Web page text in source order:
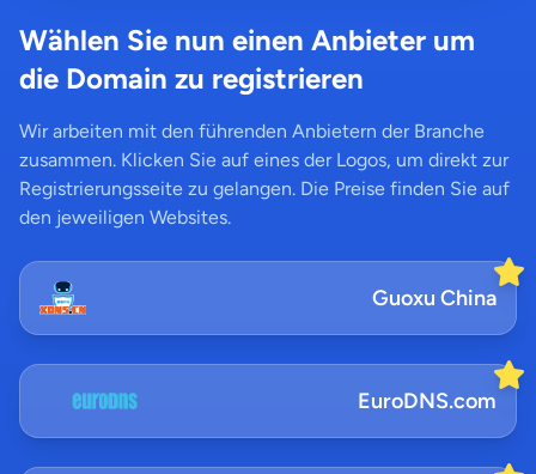
Wählen Sie nun einen Anbieter um
die Domain zu registrieren
Wir arbeiten mit den führenden Anbietern der Branche
zusammen. Klicken Sie auf eines der Logos, um direkt zur
Registrierungsseite zu gelangen. Die Preise finden Sie auf
den jeweiligen Websites.
Guoxu China
EuroDNS.com